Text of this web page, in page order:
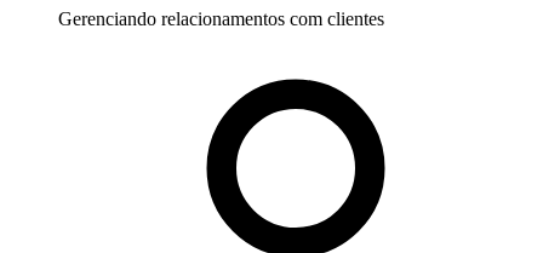
Gerenciando relacionamentos com clientes